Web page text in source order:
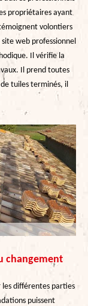
propriétaires ayant
volontiers
web professionnel
Il vérifie la
Il prend toutes
tuiles terminés, il
changement
les différentes parties
puissent